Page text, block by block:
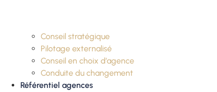
Conseil stratégique
Pilotage externalisé
Conseil en choix d’agence
Conduite du changement
Référentiel agences